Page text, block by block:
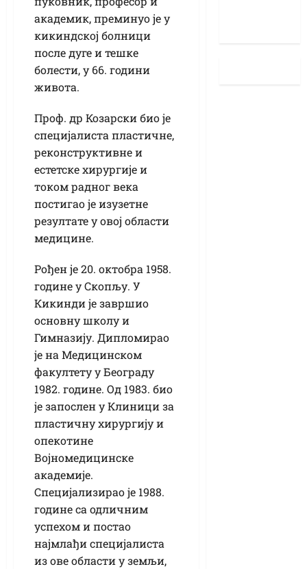
академик, преминуо је у
кикиндској болници
после дуге и тешке
болести, у 66. години
живота.
Проф. др Козарски био је
специјалиста пластичне,
реконструктивне и
естетске хирургије и
током радног века
постигао је изузетне
резултате у овој области
медицине.
Рођен је 20. октобра 1958.
године у Скопљу. У
Кикинди је завршио
основну школу и
Гимназију. Дипломирао
је на Медицинском
факултету у Београду
1982. године. Од 1983. био
је запослен у Клиници за
пластичну хирургију и
опекотине
Војномедицинске
академије.
Специјализирао је 1988.
године са одличним
успехом и постао
најмлађи специјалиста
из ове области у земљи,